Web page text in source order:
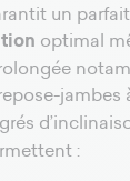
un
optimal
jambes
: